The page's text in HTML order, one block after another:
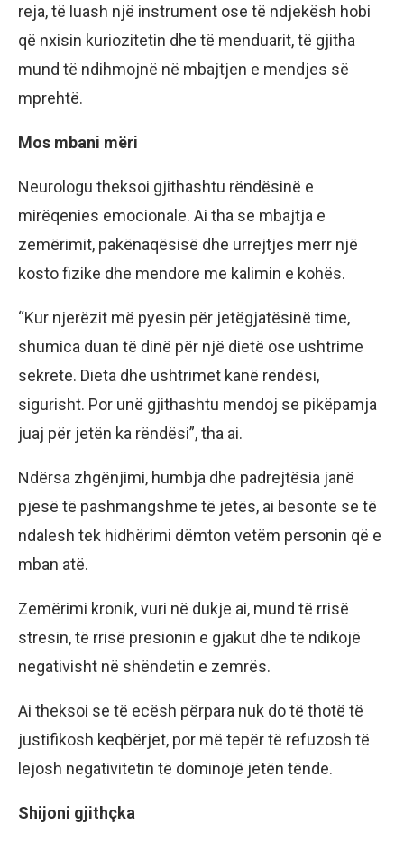
reja, të luash një instrument ose të ndjekësh hobi
që nxisin kuriozitetin dhe të menduarit, të gjitha
mund të ndihmojnë në mbajtjen e mendjes së
mprehtë.
Mos mbani mëri
Neurologu theksoi gjithashtu rëndësinë e
mirëqenies emocionale. Ai tha se mbajtja e
zemërimit, pakënaqësisë dhe urrejtjes merr një
kosto fizike dhe mendore me kalimin e kohës.
“Kur njerëzit më pyesin për jetëgjatësinë time,
shumica duan të dinë për një dietë ose ushtrime
sekrete. Dieta dhe ushtrimet kanë rëndësi,
sigurisht. Por unë gjithashtu mendoj se pikëpamja
juaj për jetën ka rëndësi”, tha ai.
Ndërsa zhgënjimi, humbja dhe padrejtësia janë
pjesë të pashmangshme të jetës, ai besonte se të
ndalesh tek hidhërimi dëmton vetëm personin që e
mban atë.
Zemërimi kronik, vuri në dukje ai, mund të rrisë
stresin, të rrisë presionin e gjakut dhe të ndikojë
negativisht në shëndetin e zemrës.
Ai theksoi se të ecësh përpara nuk do të thotë të
justifikosh keqbërjet, por më tepër të refuzosh të
lejosh negativitetin të dominojë jetën tënde.
Shijoni gjithçka